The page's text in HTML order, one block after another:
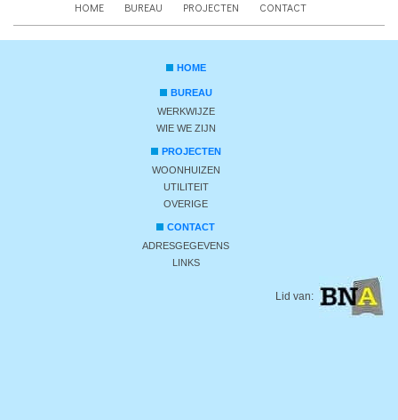
HOME BUREAU PROJECTEN CONTACT
HOME
BUREAU
WERKWIJZE
WIE WE ZIJN
PROJECTEN
WOONHUIZEN
UTILITEIT
OVERIGE
CONTACT
ADRESGEGEVENS
LINKS
Lid van: